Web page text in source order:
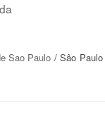
Sao Paulo / Sâo